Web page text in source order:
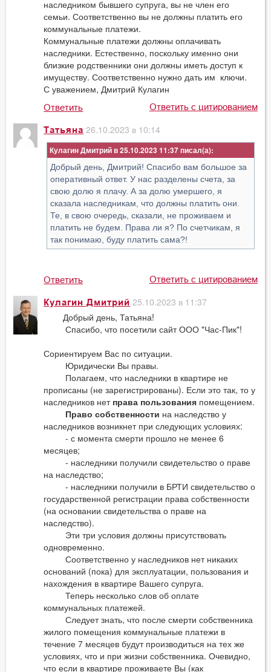
наследником бывшего супруга, вы не член его
семьи. Соответственно вы не должны платить его
коммунальные платежи.
Коммунальные платежи должны оплачивать
наследники. Естественно, поскольку именно они
близкие родственники они должны иметь доступ к
имуществу. Соответственно нужно дать им ключи.
С уважением, Дмитрий Кулагин
Ответить Ответить с цитированием
Татьяна 26.10.2023 в 10:14
Кулагин Дмитрий в 25.10.2023 11:37
Добрый день, Дмитрий! Спасибо вам большое за
оперативный ответ. У нас разделены счета, за
свою долю я плачу. А за долю умершего, я
сказала наследникам, что должны платить они.
Те, в свою очередь, сказали, не проживаем и
платить не будем. Права ли я? По счетчикам, я
так понимаю, буду платить сама?!
Ответить Ответить с цитированием
Кулагин Дмитрий 25.10.2023 в 11:37
Добрый день, Татьяна!
Спасибо, что посетили сайт ООО "Час-Пик"!
Сориентируем Вас по ситуации.
Юридически Вы правы.
Полагаем, что наследники в квартире не
прописаны (не зарегистрированы). Если это так, то у
наследников нет права пользования помещением.
Право собственности на наследство у
наследников возникнет при следующих условиях:
- с момента смерти прошло не менее 6
месяцев;
- наследники получили свидетельство о праве
на наследство;
- наследники получили в БРТИ свидетельство о
государственной регистрации права собственности
(на основании свидетельства о праве на
наследство).
Эти три условия должны присутствовать
одновременно.
Соответственно у наследников нет никаких
оснований (пока) для эксплуатации, пользования и
нахождения в квартире Вашего супруга.
Теперь несколько слов об оплате
коммунальных платежей.
Следует знать, что после смерти собственника
жилого помещения коммунальные платежи в
течение 7 месяцев будут производиться на тех же
условиях, что и при жизни собственника. Очевидно,
что если в квартире проживаете Вы (как